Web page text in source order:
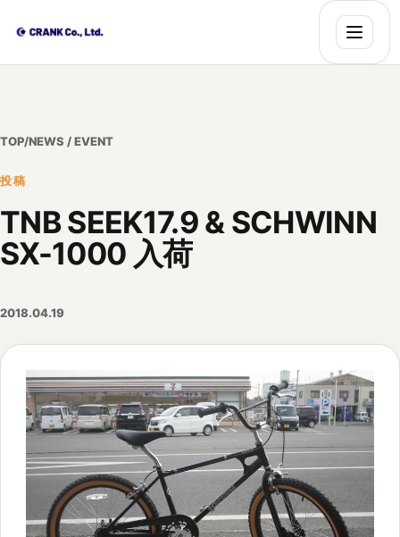
TOP/NEWS / EVENT
投稿
TNB SEEK17.9 & SCHWINN
SX-1000 入荷
2018.04.19